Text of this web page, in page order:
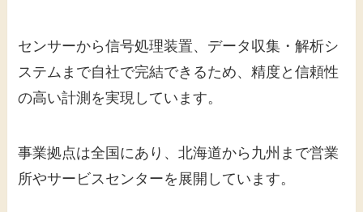
センサーから信号処理装置、データ収集・解析シ
ステムまで自社で完結できるため、精度と信頼性
の高い計測を実現しています。
事業拠点は全国にあり、北海道から九州まで営業
所やサービスセンターを展開しています。